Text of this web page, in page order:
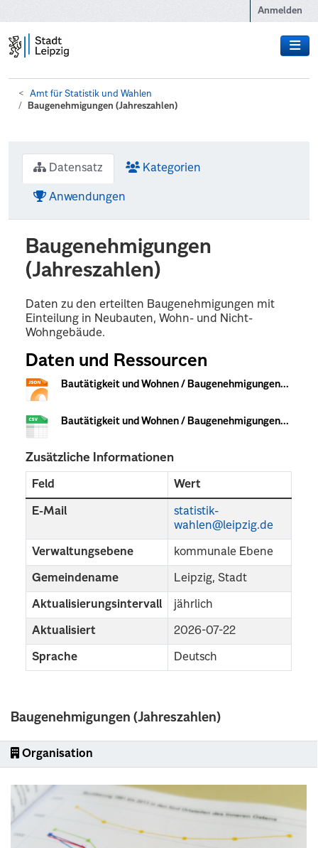
Anmelden
Amt für Statistik und Wahlen
Baugenehmigungen (Jahreszahlen)
Baugenehmigungen (Jahreszahlen)
Organisation
Datensatz Kategorien
Anwendungen
Baugenehmigungen
(Jahreszahlen)
Daten zu den erteilten Baugenehmigungen mit
Einteilung in Neubauten, Wohn- und Nicht-
Wohngebäude.
Daten und Ressourcen
Bautätigkeit und Wohnen / Baugenehmigungen...
Bautätigkeit und Wohnen / Baugenehmigungen...
Zusätzliche Informationen
Feld Wert
E-Mail
statistik-
wahlen@leipzig.de
Verwaltungsebene kommunale Ebene
Gemeindename Leipzig, Stadt
Aktualisierungsintervall jährlich
Aktualisiert 2026-07-22
Sprache Deutsch